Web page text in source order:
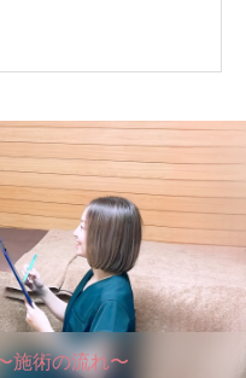
施術の流れ〜